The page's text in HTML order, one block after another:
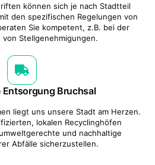
können sich je nach Stadtteil
den spezifischen Regelungen von
Sie kompetent, z.B. bei der
Stellgenehmigungen.
Entsorgung Bruchsal
liegt uns unsere Stadt am Herzen.
lokalen Recyclinghöfen
und nachhaltige
Abfälle sicherzustellen.